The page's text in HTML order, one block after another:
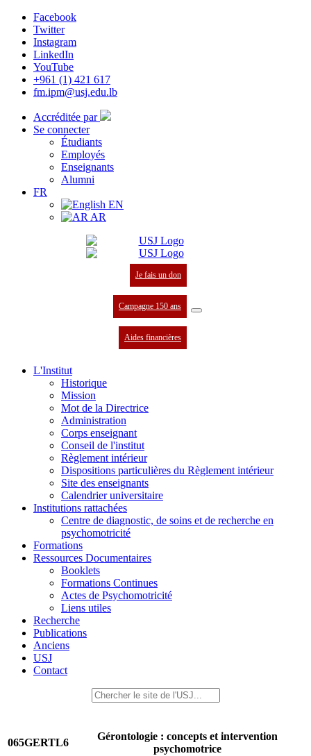
Facebook
Twitter
Instagram
LinkedIn
YouTube
+961 (1) 421 617
fm.ipm@usj.edu.lb
Accréditée par
Se connecter
Étudiants
Employés
Enseignants
Alumni
FR
EN
AR
Je fais un don
Campagne 150 ans
Aides financières
L'Institut
Historique
Mission
Mot de la Directrice
Administration
Corps enseignant
Conseil de l'institut
Règlement intérieur
Dispositions particulières du Règlement intérieur
Site des enseignants
Calendrier universitaire
Institutions rattachées
Centre de diagnostic, de soins et de recherche en
psychomotricité
Formations
Ressources Documentaires
Booklets
Formations Continues
Actes de Psychomotricité
Liens utiles
Recherche
Publications
Anciens
USJ
Contact
065GERTL6
Gérontologie : concepts et intervention
psychomotrice